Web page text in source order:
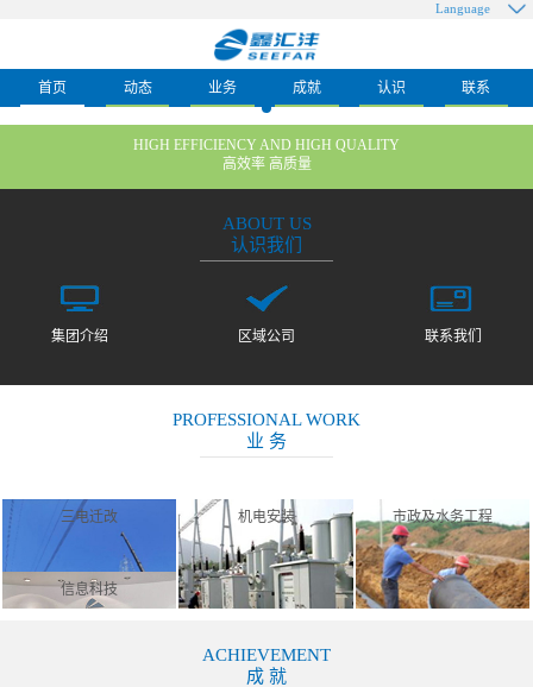
Language
首页 动态 业务 成就 认识 联系
HIGH EFFICIENCY AND HIGH QUALITY
高效率 高质量
ABOUT US
认识我们
集团介绍 区域公司 联系我们
PROFESSIONAL WORK
业 务
三电迁改 机电安装 市政及水务工程
信息科技
ACHIEVEMENT
成 就